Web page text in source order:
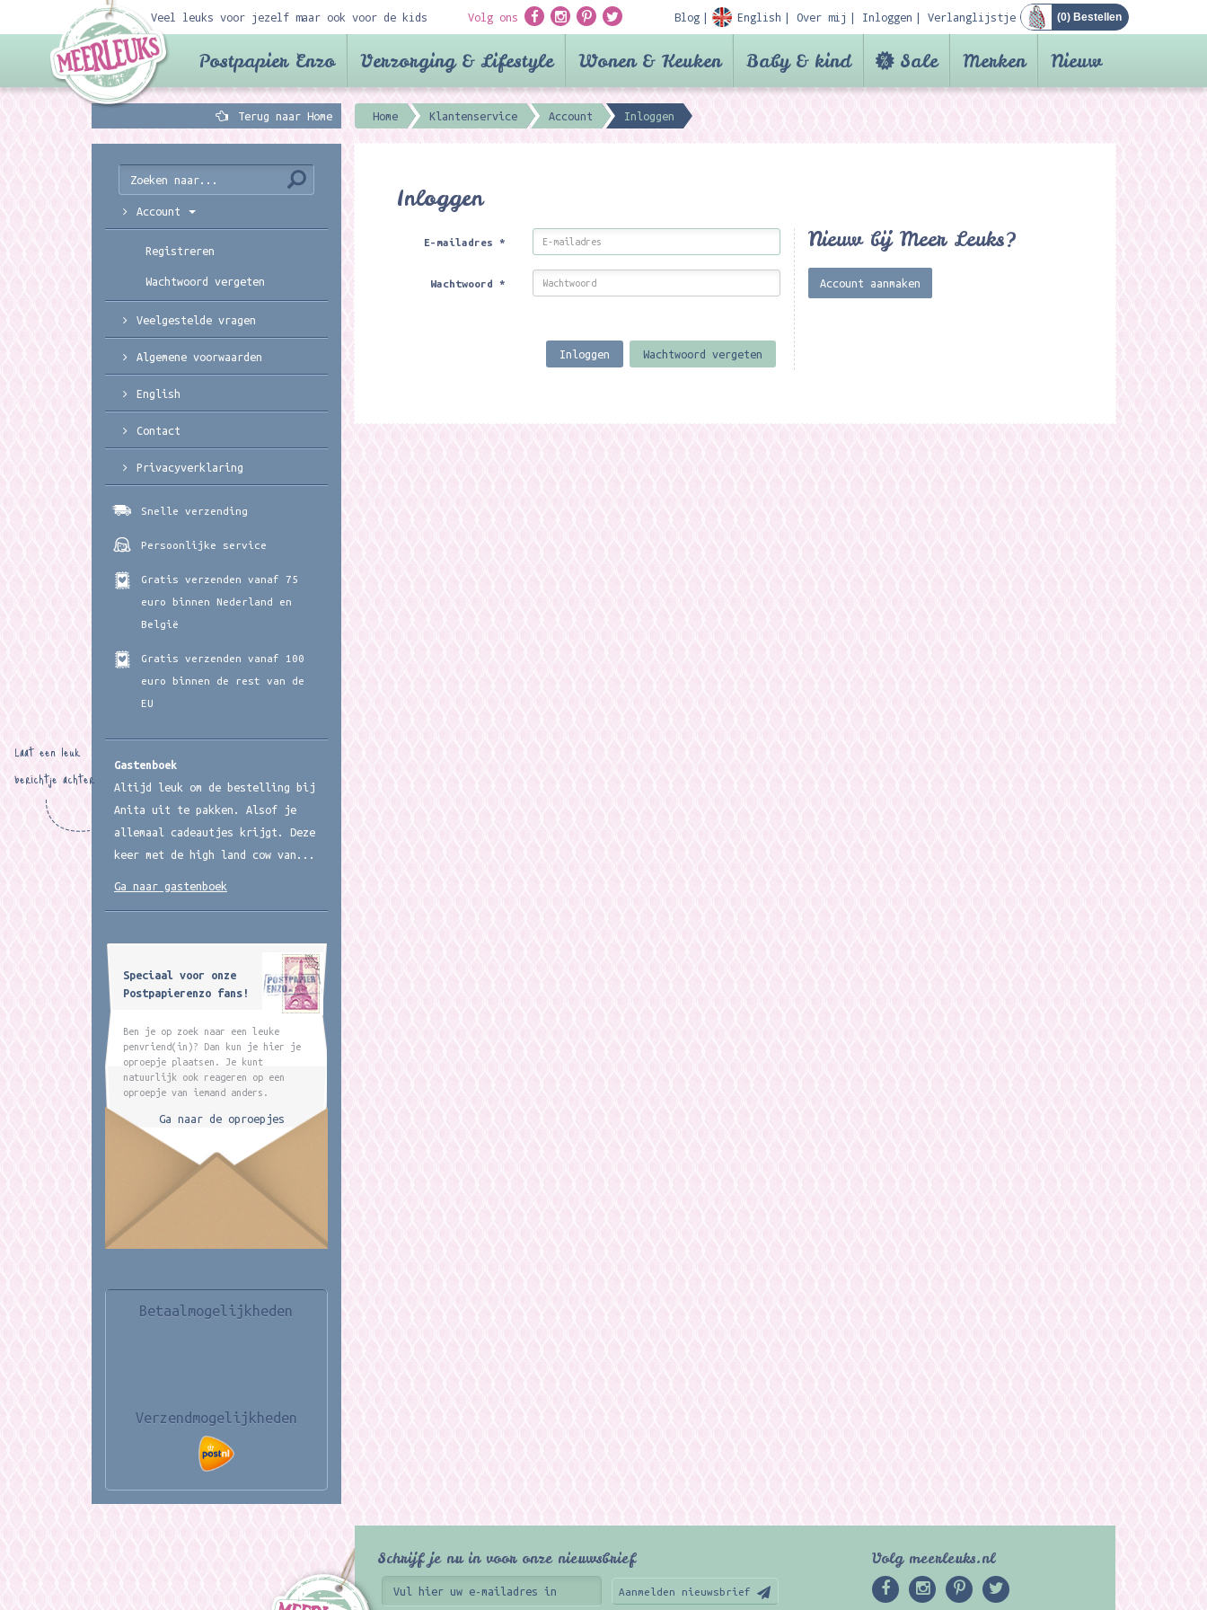
Veel leuks voor jezelf maar ook voor de kids Volg ons Blog English Over mij Inloggen Verlanglijstje (0) Bestellen
Postpapier Enzo Verzorging & Lifestyle Wonen & Keuken Baby & kind Sale Merken Nieuw
Terug naar Home Home Klantenservice Account Inloggen
Inloggen
E-mailadres*
Wachtwoord*
Inloggen Wachtwoord vergeten
Nieuw bij Meer Leuks?
Account aanmaken
Account
Registreren
Wachtwoord vergeten
Veelgestelde vragen
Algemene voorwaarden
English
Contact
Privacyverklaring
Snelle verzending
Persoonlijke service
Gratis verzenden vanaf 75
euro binnen Nederland en
België
Gratis verzenden vanaf 100
euro binnen de rest van de
EU
Gastenboek
Altijd leuk om de bestelling bij
Anita uit te pakken. Alsof je
allemaal cadeautjes krijgt. Deze
keer met de high land cow van...
Laat een leuk
berichtje achter
Ga naar gastenboek
Speciaal voor onze
Postpapierenzo fans!
Ben je op zoek naar een leuke
penvriend(in)? Dan kun je hier je
oproepje plaatsen. Je kunt
natuurlijk ook reageren op een
oproepje van iemand anders.
Ga naar de oproepjes
Betaalmogelijkheden
Verzendmogelijkheden
Schrijf je nu in voor onze nieuwsbrief
Aanmelden nieuwsbrief
Volg meerleuks.nl